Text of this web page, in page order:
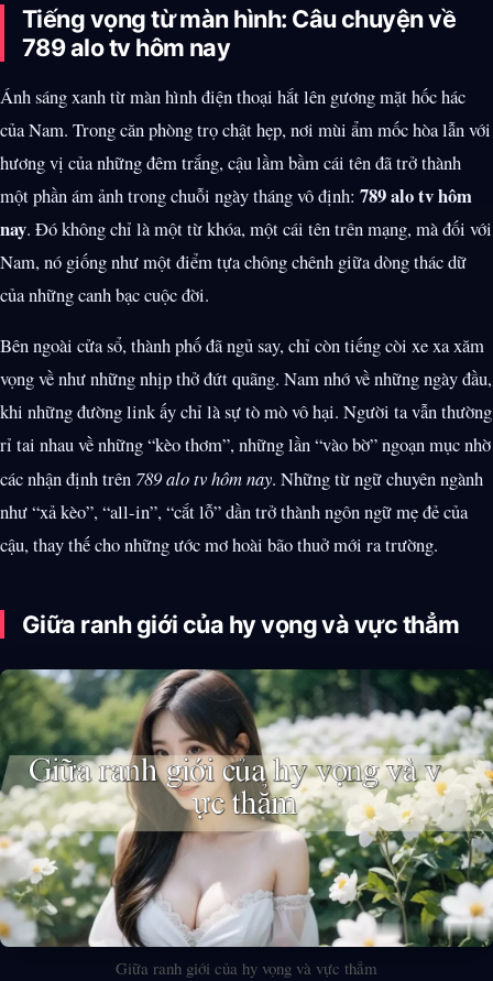
Tiếng vọng từ màn hình: Câu chuyện về
789 alo tv hôm nay
Ánh sáng xanh từ màn hình điện thoại hắt lên gương mặt hốc hác
của Nam. Trong căn phòng trọ chật hẹp, nơi mùi ẩm mốc hòa lẫn với
hương vị của những đêm trắng, cậu lầm bầm cái tên đã trở thành
một phần ám ảnh trong chuỗi ngày tháng vô định: 789 alo tv hôm
nay. Đó không chỉ là một từ khóa, một cái tên trên mạng, mà đối với
Nam, nó giống như một điểm tựa chông chênh giữa dòng thác dữ
của những canh bạc cuộc đời.
Bên ngoài cửa sổ, thành phố đã ngủ say, chỉ còn tiếng còi xe xa xăm
vọng về như những nhịp thở đứt quãng. Nam nhớ về những ngày đầu,
khi những đường link ấy chỉ là sự tò mò vô hại. Người ta vẫn thường
rỉ tai nhau về những “kèo thơm”, những lần “vào bờ” ngoạn mục nhờ
các nhận định trên 789 alo tv hôm nay. Những từ ngữ chuyên ngành
như “xả kèo”, “all-in”, “cắt lỗ” dần trở thành ngôn ngữ mẹ đẻ của
cậu, thay thế cho những ước mơ hoài bão thuở mới ra trường.
Giữa ranh giới của hy vọng và vực thẳm
Giữa ranh giới của hy vọng và vực thẳm